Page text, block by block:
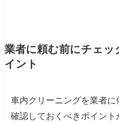
業者に頼む前にチェ
イント
車内クリーニングを業者
確認しておくべきポイン